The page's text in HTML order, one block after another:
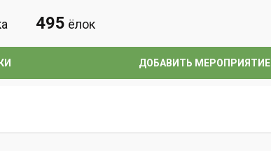
495 ёлок
ДОБАВИТЬ МЕРОПРИЯТИЕ